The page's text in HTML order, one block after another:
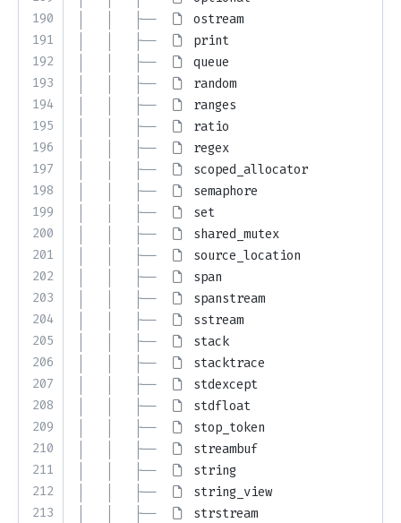
190
191
192
193
194
195
196
197
198
199
200
201
202
203
204
205
206
207
208
209
210
211
212
213
│   │   ├──
ostream
│   │   ├──
print
│   │   ├──
queue
│   │   ├──
random
│   │   ├──
ranges
│   │   ├──
ratio
│   │   ├──
regex
│   │   ├──
scoped_allocator
│   │   ├──
semaphore
│   │   ├──
set
│   │   ├──
shared_mutex
│   │   ├──
source_location
│   │   ├──
span
│   │   ├──
spanstream
│   │   ├──
sstream
│   │   ├──
stack
│   │   ├──
stacktrace
│   │   ├──
stdexcept
│   │   ├──
stdfloat
│   │   ├──
stop_token
│   │   ├──
streambuf
│   │   ├──
string
│   │   ├──
string_view
│   │   ├──
strstream